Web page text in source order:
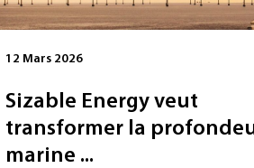
12 Mars 2026
Sizable Energy veut
transformer la
marine ...